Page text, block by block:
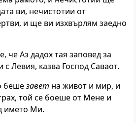
ви, нечистотии от
и ще ви изхвърлям заедно
че Аз дадох тая заповед за
Левия, казва Господ Саваот.
бешезавет на живот и мир, и
той се боеше от Мене и
името Ми.